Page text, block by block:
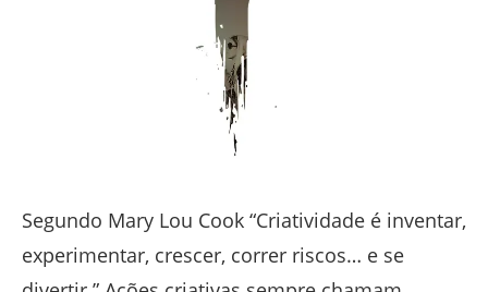
Segundo Mary Lou Cook “Criatividade é inventar,
experimentar, crescer, correr riscos… e se